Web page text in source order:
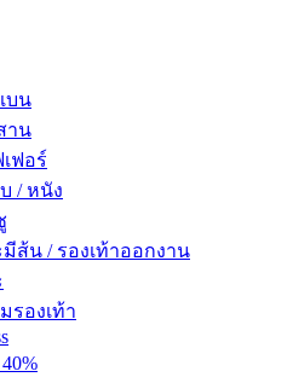
บน
าน
ฟอร์
/ หนัง
มีส้น / รองเท้าออกงาน
รองเท้า